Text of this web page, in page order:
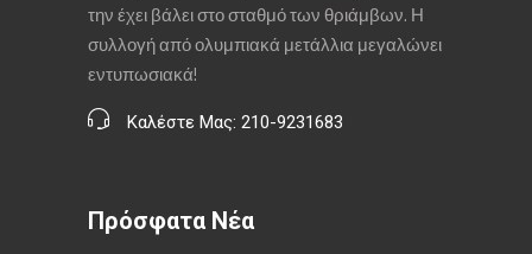
την έχει βάλει στο σταθμό των θριάμβων. Η
συλλογή από ολυμπιακά μετάλλια μεγαλώνει
εντυπωσιακά!
Καλέστε Μας: 210-9231683
Πρόσφατα Νέα